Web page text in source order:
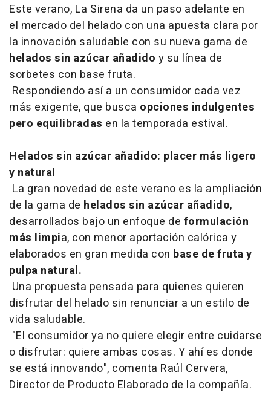
Este verano, La Sirena da un paso adelante en
el mercado del helado con una apuesta clara por
la innovación saludable con su nueva gama de
helados sin azúcar añadido y su línea de
sorbetes con base fruta.
Respondiendo así a un consumidor cada vez
más exigente, que busca opciones indulgentes
pero equilibradas en la temporada estival.
Helados sin azúcar añadido: placer más ligero
y natural
La gran novedad de este verano es la ampliación
de la gama de helados sin azúcar añadido,
desarrollados bajo un enfoque de formulación
más limpia, con menor aportación calórica y
elaborados en gran medida con base de fruta y
pulpa natural.
Una propuesta pensada para quienes quieren
disfrutar del helado sin renunciar a un estilo de
vida saludable.
"El consumidor ya no quiere elegir entre cuidarse
o disfrutar: quiere ambas cosas. Y ahí es donde
se está innovando", comenta Raúl Cervera,
Director de Producto Elaborado de la compañía.